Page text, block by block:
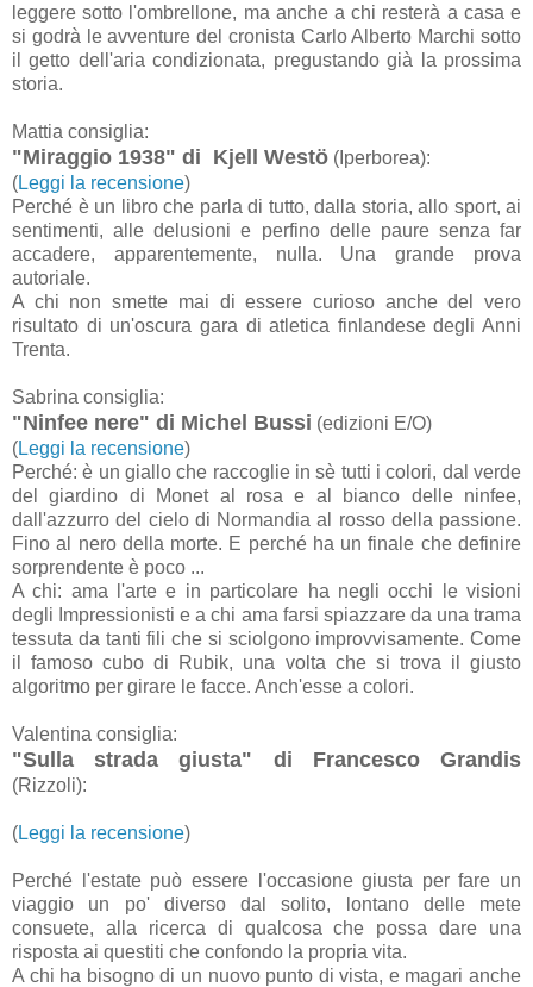
leggere sotto l'ombrellone, ma anche a chi resterà a casa e
si godrà le avventure del cronista Carlo Alberto Marchi sotto
il getto dell'aria condizionata, pregustando già la prossima
storia.
Mattia consiglia:
"Miraggio 1938" di Kjell Westö (Iperborea):
(Leggi la recensione)
Perché è un libro che parla di tutto, dalla storia, allo sport, ai
sentimenti, alle delusioni e perfino delle paure senza far
accadere, apparentemente, nulla. Una grande prova
autoriale.
A chi non smette mai di essere curioso anche del vero
risultato di un'oscura gara di atletica finlandese degli Anni
Trenta.
Sabrina consiglia:
"Ninfee nere" di Michel Bussi (edizioni E/O)
(Leggi la recensione)
Perché: è un giallo che raccoglie in sè tutti i colori, dal verde
del giardino di Monet al rosa e al bianco delle ninfee,
dall'azzurro del cielo di Normandia al rosso della passione.
Fino al nero della morte. E perché ha un finale che definire
sorprendente è poco ...
A chi: ama l'arte e in particolare ha negli occhi le visioni
degli Impressionisti e a chi ama farsi spiazzare da una trama
tessuta da tanti fili che si sciolgono improvvisamente. Come
il famoso cubo di Rubik, una volta che si trova il giusto
algoritmo per girare le facce. Anch'esse a colori.
Valentina consiglia:
"Sulla strada giusta" di Francesco Grandis
(Rizzoli):
(Leggi la recensione)
Perché l'estate può essere l'occasione giusta per fare un
viaggio un po' diverso dal solito, lontano delle mete
consuete, alla ricerca di qualcosa che possa dare una
risposta ai questiti che confondo la propria vita.
A chi ha bisogno di un nuovo punto di vista, e magari anche